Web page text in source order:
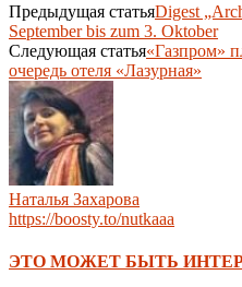
Предыдущая статьяDigest
September bis zum 3. Oktober
Следующая статья«Газпром»
очередь отеля «Лазурная»
Наталья Захарова
https://boosty.to/nutkaaa
ЭТО МОЖЕТ БЫТЬ